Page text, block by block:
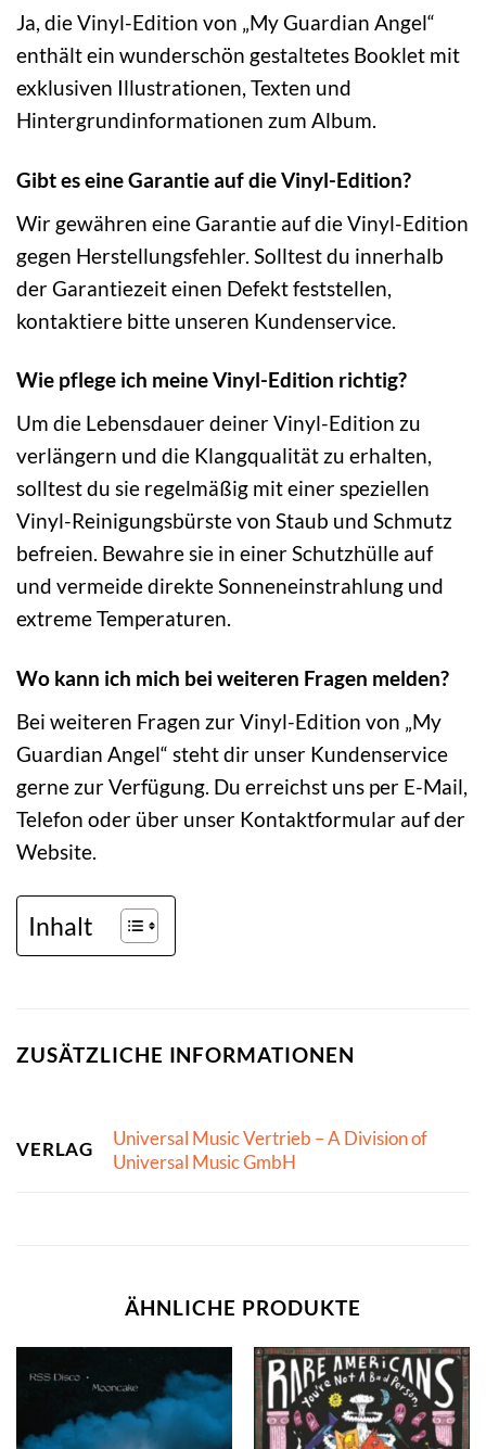
Ja, die Vinyl-Edition von „My Guardian Angel“
enthält ein wunderschön gestaltetes Booklet mit
exklusiven Illustrationen, Texten und
Hintergrundinformationen zum Album.
Gibt es eine Garantie auf die Vinyl-Edition?
Wir gewähren eine Garantie auf die Vinyl-Edition
gegen Herstellungsfehler. Solltest du innerhalb
der Garantiezeit einen Defekt feststellen,
kontaktiere bitte unseren Kundenservice.
Wie pflege ich meine Vinyl-Edition richtig?
Um die Lebensdauer deiner Vinyl-Edition zu
verlängern und die Klangqualität zu erhalten,
solltest du sie regelmäßig mit einer speziellen
Vinyl-Reinigungsbürste von Staub und Schmutz
befreien. Bewahre sie in einer Schutzhülle auf
und vermeide direkte Sonneneinstrahlung und
extreme Temperaturen.
Wo kann ich mich bei weiteren Fragen melden?
Bei weiteren Fragen zur Vinyl-Edition von „My
Guardian Angel“ steht dir unser Kundenservice
gerne zur Verfügung. Du erreichst uns per E-Mail,
Telefon oder über unser Kontaktformular auf der
Website.
Inhalt
ZUSÄTZLICHE INFORMATIONEN
VERLAG
Universal Music Vertrieb – A Division of
Universal Music GmbH
ÄHNLICHE PRODUKTE